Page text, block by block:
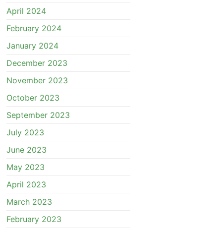
April 2024
February 2024
January 2024
December 2023
November 2023
October 2023
September 2023
July 2023
June 2023
May 2023
April 2023
March 2023
February 2023